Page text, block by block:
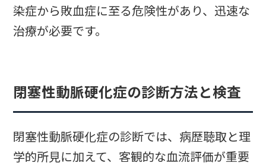
染症から敗血症に至る危険性があり、迅速な
治療が必要です。
閉塞性動脈硬化症の診断方法と検査
閉塞性動脈硬化症の診断では、病歴聴取と理
学的所見に加えて、客観的な血流評価が重要